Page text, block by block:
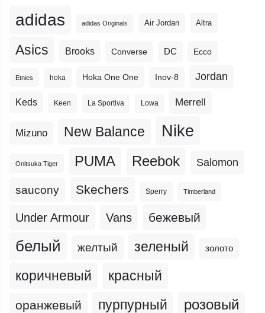
adidas adidas Originals Air Jordan Altra
Asics Brooks Converse DC Ecco
Etnies hoka Hoka One One Inov-8 Jordan
Keds Keen La Sportiva Lowa Merrell
Mizuno New Balance Nike
Onitsuka Tiger PUMA Reebok Salomon
saucony Skechers Sperry Timberland
Under Armour Vans бежевый
белый желтый зеленый золото
коричневый красный
оранжевый пурпурный розовый